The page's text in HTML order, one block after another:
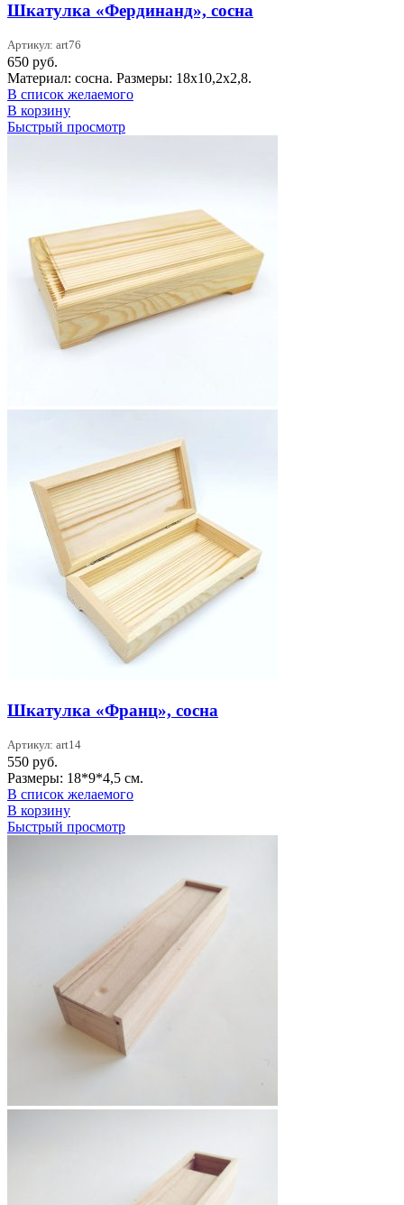
Шкатулка «Фердинанд», сосна
Артикул: art76
650 руб.
Материал: сосна. Размеры: 18х10,2х2,8.
В список желаемого
В корзину
Быстрый просмотр
Шкатулка «Франц», сосна
Артикул: art14
550 руб.
Размеры: 18*9*4,5 см.
В список желаемого
В корзину
Быстрый просмотр